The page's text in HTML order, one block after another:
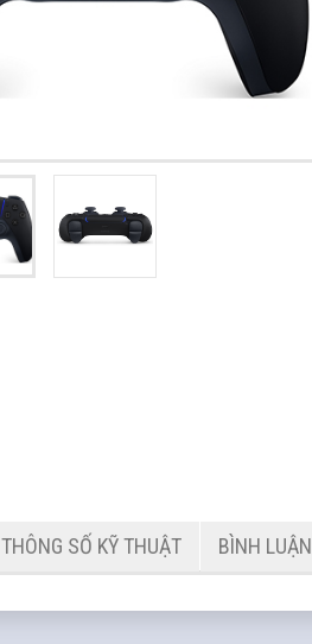
THÔNG SỐ KỸ THUẬT BÌNH LUẬN